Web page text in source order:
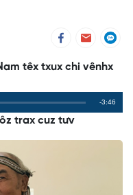
têx txux chi vênhx
Remaining
-3:46
trax cuz tưv